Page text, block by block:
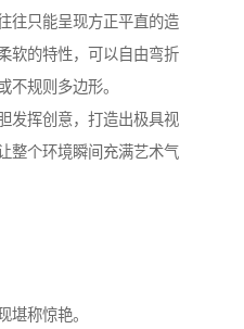
往只能呈现方正平直的造
软的特性，可以自由弯折
不规则多边形。
发挥创意，打造出极具视
整个环境瞬间充满艺术气
堪称惊艳。